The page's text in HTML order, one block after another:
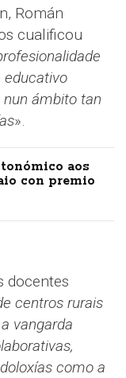
Román
cualificou
educativo
ámbito tan
».
aos
con premio
docentes
centros rurais
vangarda
como a